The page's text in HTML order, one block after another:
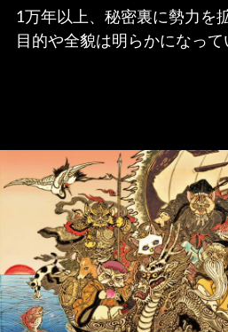
1万年以上、秘密裏に勢力を
目的や全貌は明らかになって